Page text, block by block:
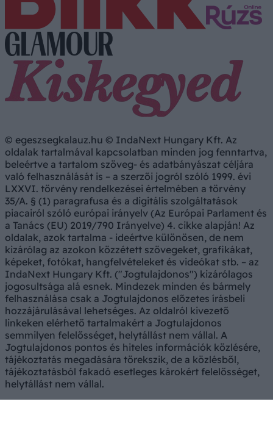
© egeszsegkalauz.hu © IndaNext Hungary Kft. Az
oldalak tartalmával kapcsolatban minden jog fenntartva,
beleértve a tartalom szöveg- és adatbányászat céljára
való felhasználását is – a szerzői jogról szóló 1999. évi
LXXVI. törvény rendelkezései értelmében a törvény
35/A. § (1) paragrafusa és a digitális szolgáltatások
piacairól szóló európai irányelv (Az Európai Parlament és
a Tanács (EU) 2019/790 Irányelve) 4. cikke alapján! Az
oldalak, azok tartalma - ideértve különösen, de nem
kizárólag az azokon közzétett szövegeket, grafikákat,
képeket, fotókat, hangfelvételeket és videókat stb. – az
IndaNext Hungary Kft. ("Jogtulajdonos") kizárólagos
jogosultsága alá esnek. Mindezek minden és bármely
felhasználása csak a Jogtulajdonos előzetes írásbeli
hozzájárulásával lehetséges. Az oldalról kivezető
linkeken elérhető tartalmakért a Jogtulajdonos
semmilyen felelősséget, helytállást nem vállal. A
Jogtulajdonos pontos és hiteles információk közlésére,
tájékoztatás megadására törekszik, de a közlésből,
tájékoztatásból fakadó esetleges károkért felelősséget,
helytállást nem vállal.